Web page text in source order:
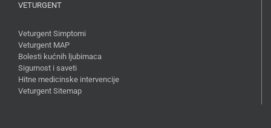
VETURGENT
Veturgent Simptomi
Veturgent MAP
Bolesti kućnih ljubimaca
Sigurnost i saveti
Hitne medicinske intervencije
Veturgent Sitemap